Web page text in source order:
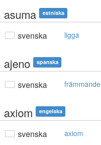
asuma estniska
svenska ligga
ajeno spanska
svenska främmande
axiom engelska
svenska axiom